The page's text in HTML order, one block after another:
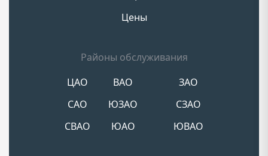
Цены
Районы обслуживания
ЦАО
САО
СВАО
ВАО
ЮЗАО
ЮАО
ЗАО
СЗАО
ЮВАО